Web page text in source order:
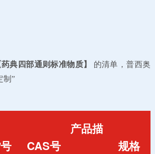
药典四部通则标准物质】
的清单，普西奥
制”
CAS号
产品描
规格